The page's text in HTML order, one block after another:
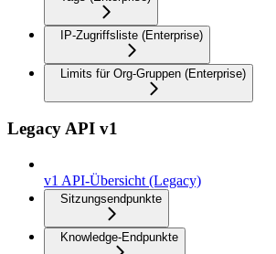
IP-Zugriffsliste (Enterprise)
Limits für Org-Gruppen (Enterprise)
Legacy API v1
v1 API-Übersicht (Legacy)
Sitzungsendpunkte
Knowledge-Endpunkte